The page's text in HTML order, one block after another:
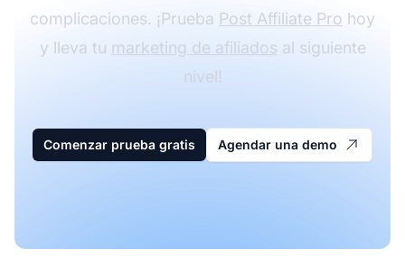
complicaciones. ¡Prueba Post Affiliate Pro hoy
y lleva tu marketing de afiliados al siguiente
nivel!
Comenzar prueba gratis Agendar una demo